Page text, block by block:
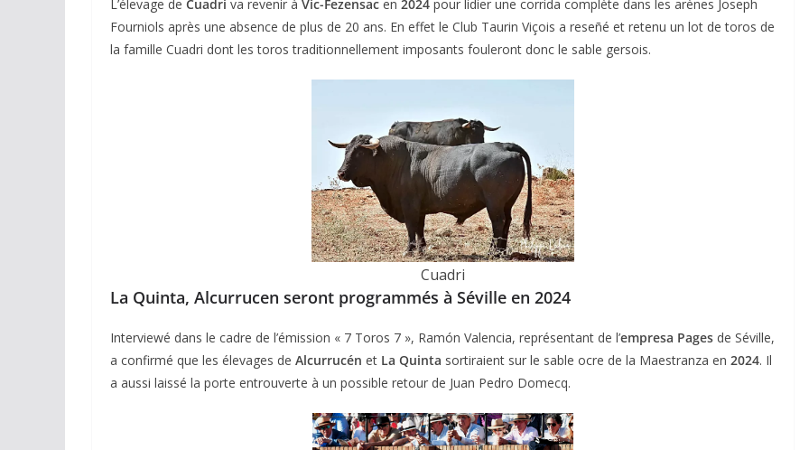
L’élevage de Cuadri va revenir à Vic-Fezensac en 2024 pour lidier une corrida complète dans les arènes Joseph
Fourniols après une absence de plus de 20 ans. En effet le Club Taurin Viçois a reseñé et retenu un lot de toros de
la famille Cuadri dont les toros traditionnellement imposants fouleront donc le sable gersois.
Cuadri
La Quinta, Alcurrucen seront programmés à Séville en 2024
Interviewé dans le cadre de l’émission « 7 Toros 7 », Ramón Valencia, représentant de l’empresa Pages de Séville,
a confirmé que les élevages de Alcurrucén et La Quinta sortiraient sur le sable ocre de la Maestranza en 2024. Il
a aussi laissé la porte entrouverte à un possible retour de Juan Pedro Domecq.